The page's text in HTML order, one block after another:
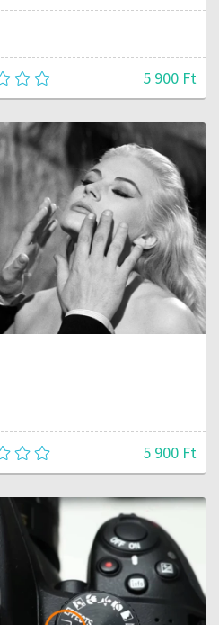
5 900 Ft
5 900 Ft